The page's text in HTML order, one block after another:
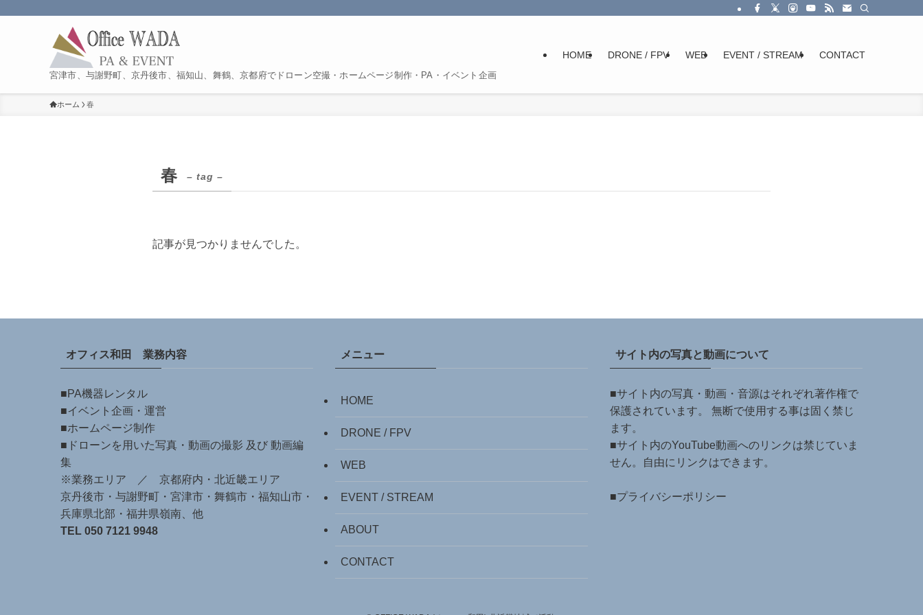
宮津市、与謝野町、京丹後市、福知山、舞鶴、京都府でドローン空撮・ホームページ制作・PA・イベント企画
HOME DRONE / FPV WEB EVENT / STREAM CONTACT
ホーム 春
春 – tag –
記事が見つかりませんでした。
オフィス和田 業務内容
■PA機器レンタル
■イベント企画・運営
■ホームページ制作
■ドローンを用いた写真・動画の撮影 及び 動画編
集
※業務エリア ／ 京都府内・北近畿エリア
京丹後市・与謝野町・宮津市・舞鶴市・福知山市・
兵庫県北部・福井県嶺南、他
TEL 050 7121 9948
メニュー
HOME
DRONE / FPV
WEB
EVENT / STREAM
ABOUT
CONTACT
サイト内の写真と動画について
■サイト内の写真・動画・音源はそれぞれ著作権で
保護されています。 無断で使用する事は固く禁じ
ます。
■サイト内のYouTube動画へのリンクは禁じていま
せん。自由にリンクはできます。
■プライバシーポリシー